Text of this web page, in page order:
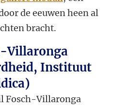
de eeuwen heen al
bracht.
Villaronga
Instituut
Fosch-Villaronga